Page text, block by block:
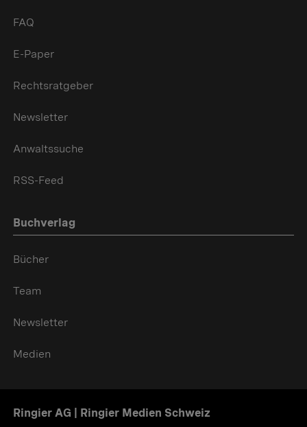
FAQ
E-Paper
Rechtsratgeber
Newsletter
Anwaltssuche
RSS-Feed
Buchverlag
Bücher
Team
Newsletter
Medien
Ringier AG | Ringier Medien Schweiz